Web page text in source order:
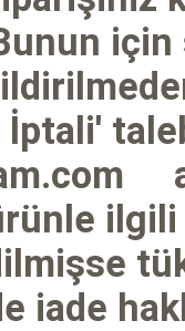
İptali'
iade